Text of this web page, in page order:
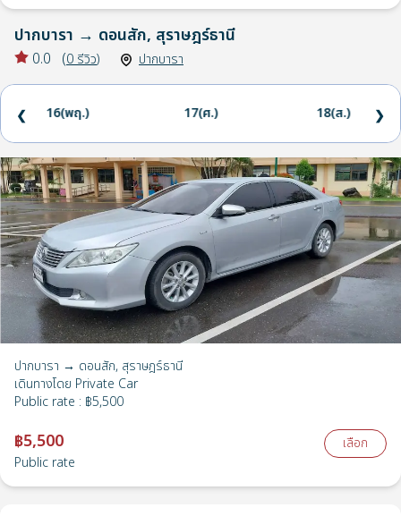
ปากบารา → ดอนสัก, สุราษฎร์ธานี
0.0 (0 รีวิว) ปากบารา
16(พฤ.) 17(ศ.) 18(ส.)
❮ ❯
ปากบารา → ดอนสัก, สุราษฎร์ธานี
เดินทางโดย Private Car
Public rate : ฿5,500
฿5,500
Public rate
เลือก